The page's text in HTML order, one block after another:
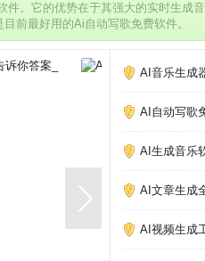
件。它的优势在于其强大的实时生成
前最好用的Ai自动写歌免费软件。
AI音乐生成
AI自动写歌
AI生成音乐
AI文章生成
AI视频生成